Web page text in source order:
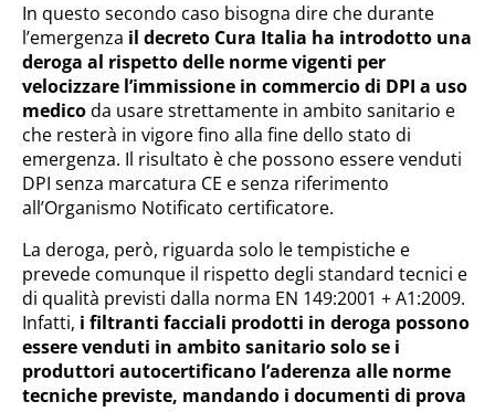
In questo secondo caso bisogna dire che durante
l’emergenza il decreto Cura Italia ha introdotto una
deroga al rispetto delle norme vigenti per
velocizzare l’immissione in commercio di DPI a uso
medicoda usare strettamente in ambito sanitario e
che resterà in vigore fino alla fine dello stato di
emergenza. Il risultato è che possono essere venduti
DPI senza marcatura CE e senza riferimento
all’Organismo Notificato certificatore.
La deroga, però, riguarda solo le tempistiche e
prevede comunque il rispetto degli standard tecnici e
di qualità previsti dalla norma EN 149:2001 + A1:2009.
Infatti, i filtranti facciali prodotti in deroga possono
essere venduti in ambito sanitario solo se i
produttori autocertificano l’aderenza alle norme
tecniche previste, mandando i documenti di prova